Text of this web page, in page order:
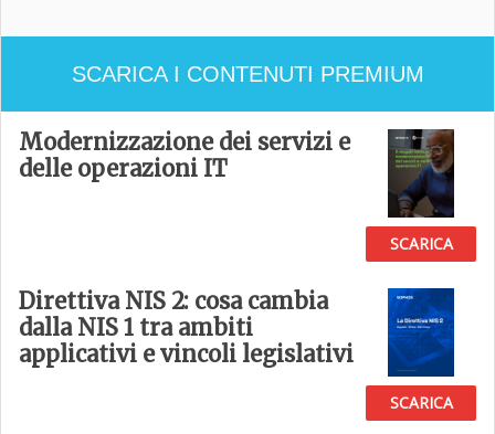
SCARICA I CONTENUTI PREMIUM
Modernizzazione dei servizi e
delle operazioni IT
SCARICA
Direttiva NIS 2: cosa cambia
dalla NIS 1 tra ambiti
applicativi e vincoli legislativi
SCARICA